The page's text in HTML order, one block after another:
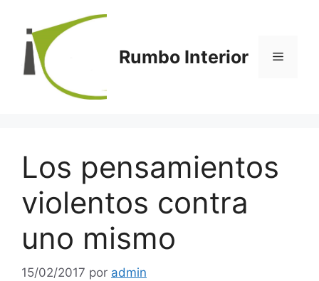
contenido
Rumbo Interior Menú
Los pensamientos
violentos contra
uno mismo
15/02/2017 por admin